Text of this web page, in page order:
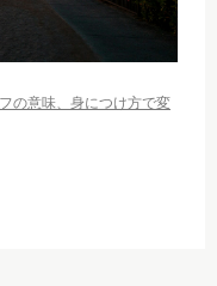
の意味、身につけ方で変